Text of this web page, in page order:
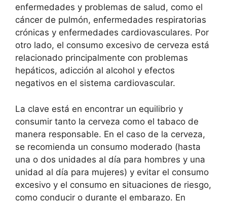
enfermedades y problemas de salud, como el
cáncer de pulmón, enfermedades respiratorias
crónicas y enfermedades cardiovasculares. Por
otro lado, el consumo excesivo de cerveza está
relacionado principalmente con problemas
hepáticos, adicción al alcohol y efectos
negativos en el sistema cardiovascular.
La clave está en encontrar un equilibrio y
consumir tanto la cerveza como el tabaco de
manera responsable. En el caso de la cerveza,
se recomienda un consumo moderado (hasta
una o dos unidades al día para hombres y una
unidad al día para mujeres) y evitar el consumo
excesivo y el consumo en situaciones de riesgo,
como conducir o durante el embarazo. En